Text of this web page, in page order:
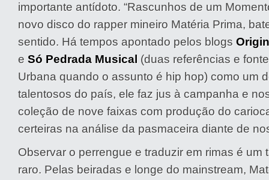
importante antídoto. “Rascunhos de um
novo disco do rapper mineiro Matéria Prima,
sentido. Há tempos apontado pelos blogs
e Só Pedrada Musical (duas referências e
Urbana quando o assunto é hip hop) como um
talentosos do país, ele faz jus à campanha e
coleção de nove faixas com produção do
certeiras na análise da pasmaceira diante de
Observar o perrengue e traduzir em rimas é um
raro. Pelas beiradas e longe do mainstream,